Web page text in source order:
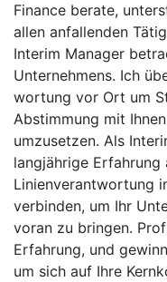
Finance berate,
allen anfallenden
Interim Manager
Unternehmens. Ich
wortung vor Ort um
Abstimmung mit
umzusetzen. Als
langjährige Erfahrung
Linienverantwortung
verbinden, um Ihr
voran zu bringen.
Erfahrung, und
um sich auf Ihre